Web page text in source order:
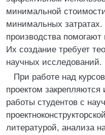
минимальной
минимальных
производства помогают
Их создание требует
научных исследований.
При работе над
проектом
работы студентов с
литературой, анализа